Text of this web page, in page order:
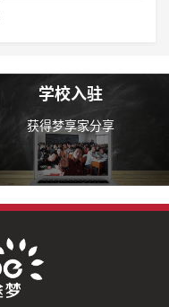
学校入驻
获得梦享家分享